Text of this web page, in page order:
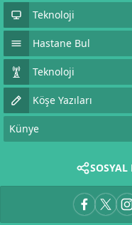
Teknoloji
Hastane Bul
Teknoloji
Köşe Yazıları
Künye